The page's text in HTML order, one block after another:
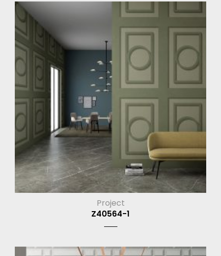
Project
Z40564-1